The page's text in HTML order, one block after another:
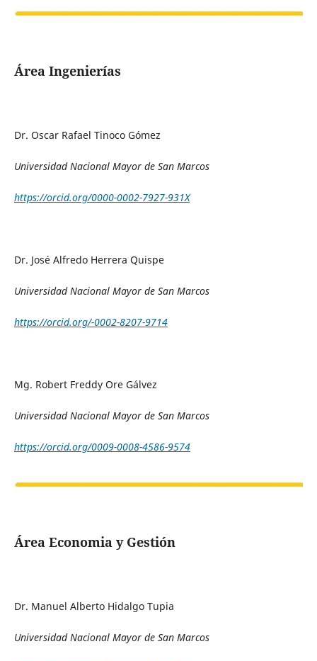
Área Ingenierías
Dr. Oscar Rafael Tinoco Gómez
Universidad Nacional Mayor de San Marcos
https://orcid.org/0000-0002-7927-931X
Dr. José Alfredo Herrera Quispe
Universidad Nacional Mayor de San Marcos
https://orcid.org/-0002-8207-9714
Mg. Robert Freddy Ore Gálvez
Universidad Nacional Mayor de San Marcos
https://orcid.org/0009-0008-4586-9574
Área Economia y Gestión
Dr. Manuel Alberto Hidalgo Tupia
Universidad Nacional Mayor de San Marcos